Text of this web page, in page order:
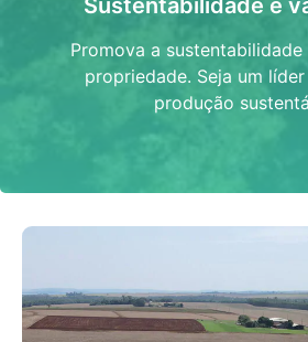
Sustentabilidade e
Promova a
propriedade. Seja um
produção